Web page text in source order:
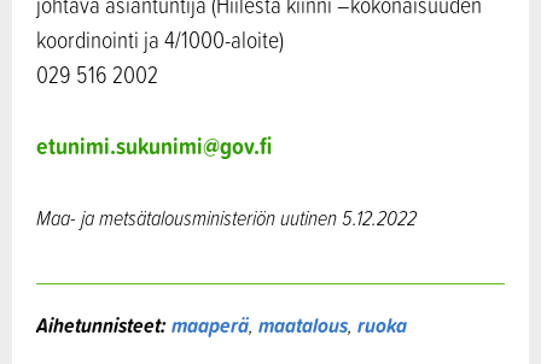
koordinointi ja 4/1000-aloite)
029 516 2002
etunimi.sukunimi@gov.fi
Maa- ja metsätalousministeriön uutinen 5.12.2022
Aihetunnisteet:maaperä, maatalous, ruoka